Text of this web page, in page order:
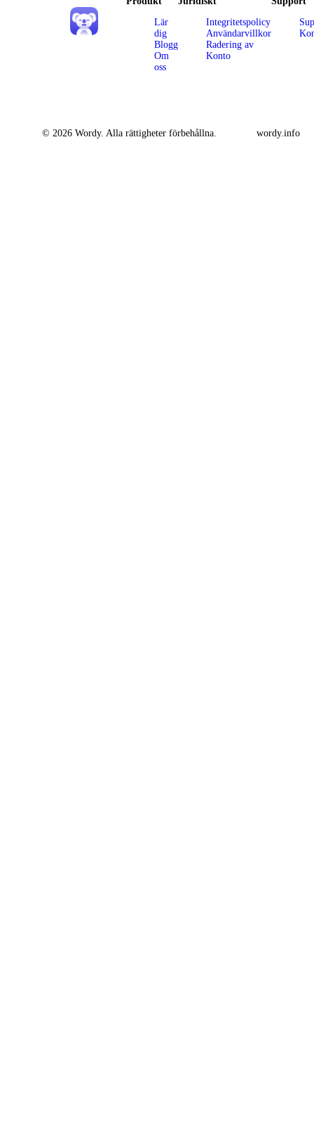
Lär
dig
Blogg
Om
oss
Integritetspolicy
Användarvillkor
Radering av
Konto
© 2026 Wordy. Alla rättigheter förbehållna. wordy.info